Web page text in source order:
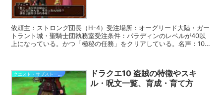
依頼主：ストロング団長（H-4）受注場所：オーグリード大陸・ガー
トラント城・聖騎士団執務室受注条件：パラディンのレベルが40以
上になっている。かつ「極秘の任務」をクリアしている。名声：103
クエスト・サブストーリー攻略
ドラクエ10 盗賊の特徴やスキ
ル・呪文一覧、育成・育て方